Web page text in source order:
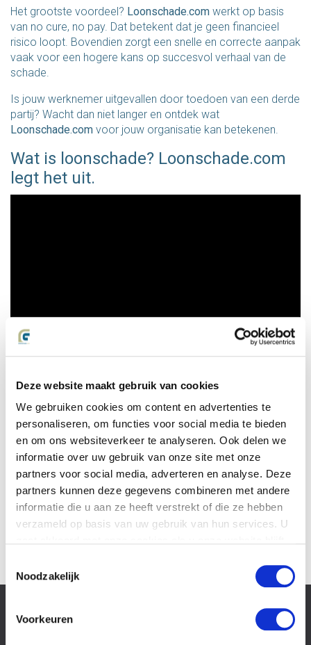
Deze website maakt gebruik van cookies
We gebruiken cookies om content en advertenties te
personaliseren, om functies voor social media te bieden
en om ons websiteverkeer te analyseren. Ook delen we
informatie over uw gebruik van onze site met onze
partners voor social media, adverteren en analyse. Deze
partners kunnen deze gegevens combineren met andere
informatie die u aan ze heeft verstrekt of die ze hebben
verzameld op basis van uw gebruik van hun services. U
Noodzakelijk
Voorkeuren
Het grootste voordeel? Loonschade.com werkt op basis
van no cure, no pay. Dat betekent dat je geen financieel
risico loopt. Bovendien zorgt een snelle en correcte aanpak
vaak voor een hogere kans op succesvol verhaal van de
schade.
Is jouw werknemer uitgevallen door toedoen van een derde
partij? Wacht dan niet langer en ontdek wat
Loonschade.com voor jouw organisatie kan betekenen.
Wat is loonschade? Loonschade.com
legt het uit.
Letselschade.com
drs. Joost Groot
jgroot@letselschade.com
Slachtoffer van